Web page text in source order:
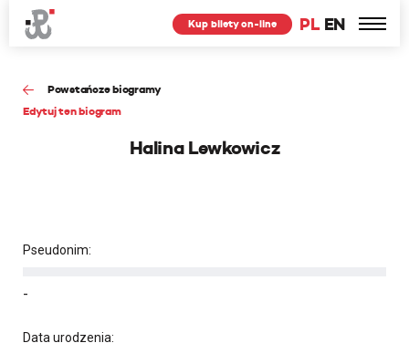
PL EN
Kup bilety on-line
Powstańcze biogramy
Edytuj ten biogram
Halina Lewkowicz
Pseudonim:
-
Data urodzenia: